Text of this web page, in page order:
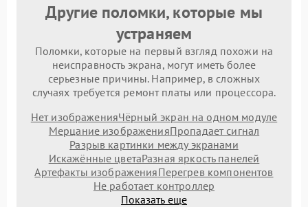
Другие поломки, которые мы
устраняем
Поломки, которые на первый взгляд похожи на
неисправность экрана, могут иметь более
серьезные причины. Например, в сложных
случаях требуется ремонт платы или процессора.
Нет изображенияЧёрный экран на одном модуле
Мерцание изображенияПропадает сигнал
Разрыв картинки между экранами
Искажённые цветаРазная яркость панелей
Артефакты изображенияПерегрев компонентов
Не работает контроллер
Показать еще